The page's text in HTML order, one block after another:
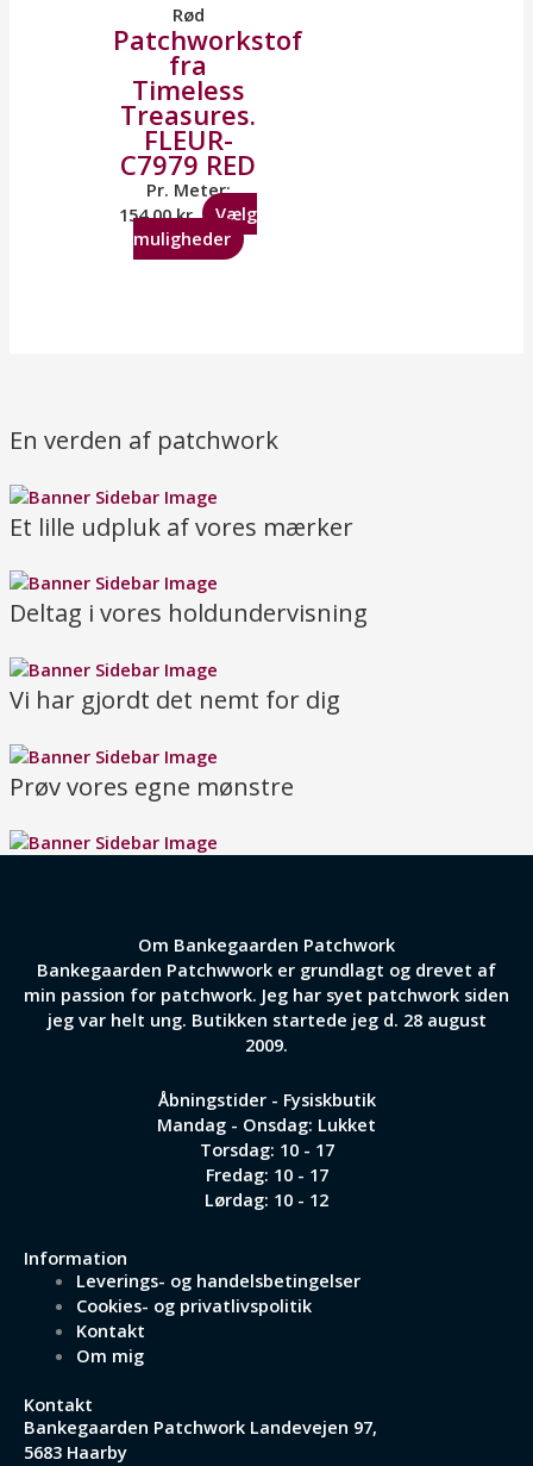
Rød
Patchworkstof
fra
Timeless
Treasures.
FLEUR-
C7979 RED
Pr. Meter:
154,00kr.
Vælg
muligheder
En verden af patchwork
Et lille udpluk af vores mærker
Deltag i vores holdundervisning
Vi har gjordt det nemt for dig
Prøv vores egne mønstre
Om Bankegaarden Patchwork
Bankegaarden Patchwwork er grundlagt og drevet af
min passion for patchwork. Jeg har syet patchwork siden
jeg var helt ung. Butikken startede jeg d. 28 august
2009.
Åbningstider - Fysiskbutik
Mandag - Onsdag: Lukket
Torsdag: 10 - 17
Fredag: 10 - 17
Lørdag: 10 - 12
Information
Leverings- og handelsbetingelser
Cookies- og privatlivspolitik
Kontakt
Om mig
Kontakt
Bankegaarden Patchwork Landevejen 97,
5683 Haarby